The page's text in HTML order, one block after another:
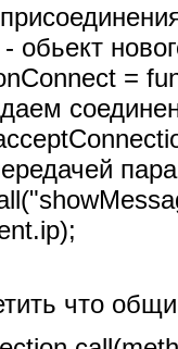
обьект
=
что